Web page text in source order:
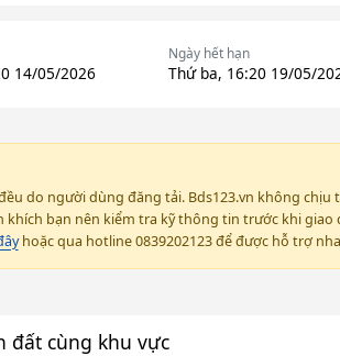
14/05/2026
Ngày hết hạn
Thứ ba, 16:20 19/05/
do người dùng đăng tải. Bds123.vn không
khích bạn nên kiểm tra kỹ thông tin trước khi giao
hoặc qua hotline 0839202123 để được hỗ trợ
đất cùng khu vực